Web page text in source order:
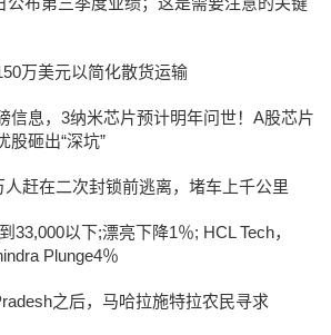
万美元以简化散货运输
信息，3纳米芯片预计明年问世！A股芯片
股砸出“深坑”
人赶在二次封锁前逃离，堵车上千公里
33,000以下;漂亮下降1％; HCL Tech，
Plunge4％
之后，马哈拉施特拉农民寻求